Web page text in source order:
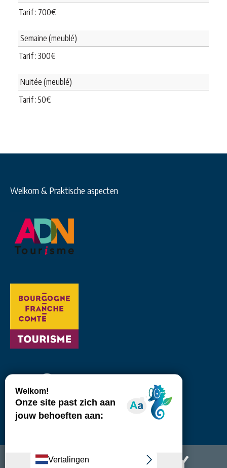
Tarif : 700€
Semaine (meublé)
Tarif : 300€
Nuitée (meublé)
Tarif : 50€
Welkom & Praktische aspecten